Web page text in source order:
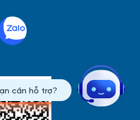
tin giao dịch
Sự kiện
cần hỗ trợ?